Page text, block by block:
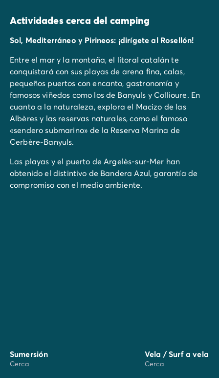
Actividades cerca del camping
Sol, Mediterráneo y Pirineos: ¡dirígete al Rosellón!
Entre el mar y la montaña, el litoral catalán te
conquistará con sus playas de arena fina, calas,
pequeños puertos con encanto, gastronomía y
famosos viñedos como los de Banyuls y Collioure. En
cuanto a la naturaleza, explora el Macizo de las
Albères y las reservas naturales, como el famoso
«sendero submarino» de la Reserva Marina de
Cerbère-Banyuls.
Las playas y el puerto de Argelès-sur-Mer han
obtenido el distintivo de Bandera Azul, garantía de
compromiso con el medio ambiente.
Sumersión
Cerca
Vela / Surf a vela
Cerca